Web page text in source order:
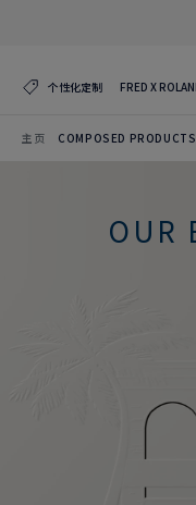
个性化定制 FRED X
主页 COMPOSED PRODUCTS
OUR